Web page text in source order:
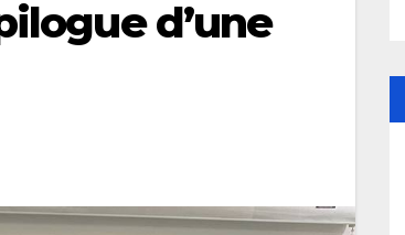
d’une